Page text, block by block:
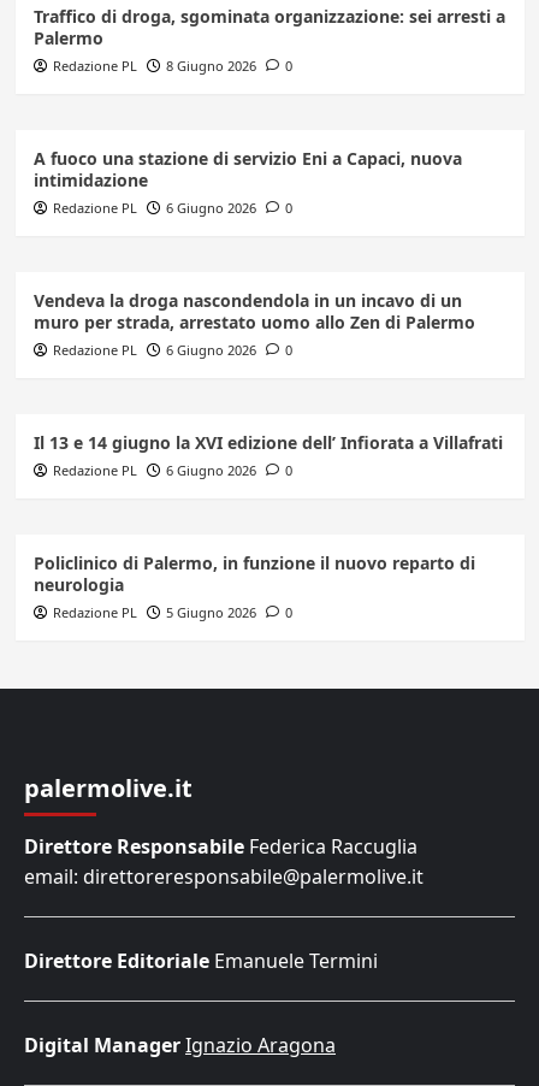
Traffico di droga, sgominata organizzazione: sei arresti a
Palermo
Redazione PL 8 Giugno 2026 0
A fuoco una stazione di servizio Eni a Capaci, nuova
intimidazione
Redazione PL 6 Giugno 2026 0
Vendeva la droga nascondendola in un incavo di un
muro per strada, arrestato uomo allo Zen di Palermo
Redazione PL 6 Giugno 2026 0
Il 13 e 14 giugno la XVI edizione dell’ Infiorata a Villafrati
Redazione PL 6 Giugno 2026 0
Policlinico di Palermo, in funzione il nuovo reparto di
neurologia
Redazione PL 5 Giugno 2026 0
palermolive.it
Direttore Responsabile Federica Raccuglia
email: direttoreresponsabile@palermolive.it
Direttore Editoriale Emanuele Termini
Digital ManagerIgnazio Aragona